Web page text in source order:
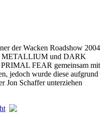
der Wacken Roadshow 2004
METALLIUM und DARK
FEAR gemeinsam mit
jedoch wurde diese aufgrund
Jon Schaffer unterziehen